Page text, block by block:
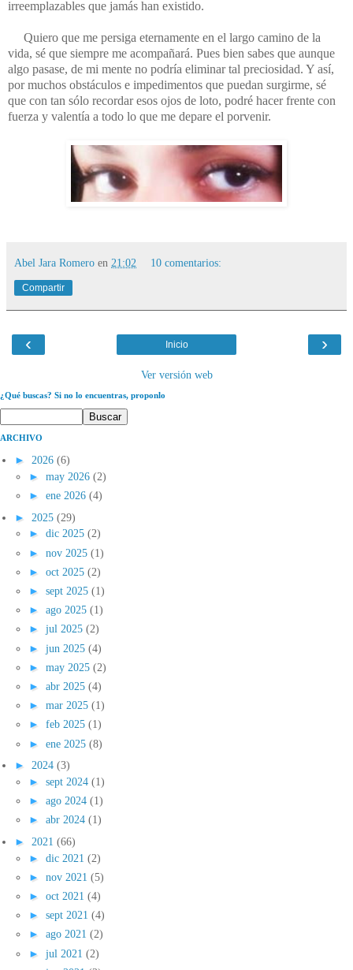
irreemplazables que jamás han existido.
Quiero que me persiga eternamente en el largo camino de la
vida, sé que siempre me acompañará. Pues bien sabes que aunque
algo pasase, de mi mente no podría eliminar tal preciosidad. Y así,
por muchos obstáculos e impedimentos que puedan surgirme, sé
que con tan sólo recordar esos ojos de loto, podré hacer frente con
fuerza y valentía a todo lo que me depare el porvenir.
Abel Jara Romero en 21:02 10 comentarios:
Compartir
‹ ›
Inicio
Ver versión web
¿Qué buscas? Si no lo encuentras, proponlo
ARCHIVO
► 2026 (6)
► may 2026 (2)
► ene 2026 (4)
► 2025 (29)
► dic 2025 (2)
► nov 2025 (1)
► oct 2025 (2)
► sept 2025 (1)
► ago 2025 (1)
► jul 2025 (2)
► jun 2025 (4)
► may 2025 (2)
► abr 2025 (4)
► mar 2025 (1)
► feb 2025 (1)
► ene 2025 (8)
► 2024 (3)
► sept 2024 (1)
► ago 2024 (1)
► abr 2024 (1)
► 2021 (66)
► dic 2021 (2)
► nov 2021 (5)
► oct 2021 (4)
► sept 2021 (4)
► ago 2021 (2)
► jul 2021 (2)